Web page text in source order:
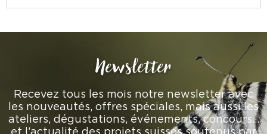
Newsletter
Recevez tous les mois notre newsletter avec
les nouveautés, offres spéciales, mais aussi les
ateliers, dégustations, événements, concours…
et l’actualité des projets suisses soutenus par